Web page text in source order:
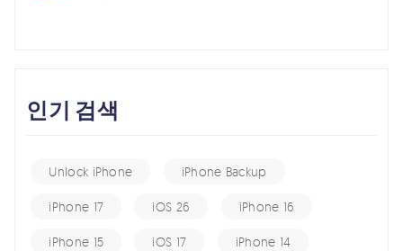
인기 검색
Unlock iPhone iPhone Backup
iPhone 17 iOS 26 iPhone 16
iPhone 15 iOS 17 iPhone 14